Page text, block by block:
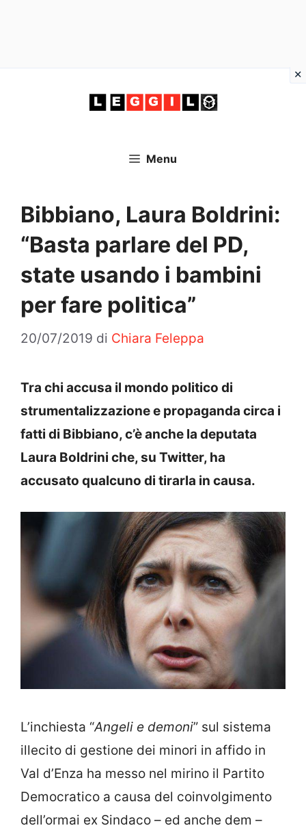
Menu
Bibbiano, Laura Boldrini:
“Basta parlare del PD,
state usando i bambini
per fare politica”
20/07/2019 di Chiara Feleppa
Tra chi accusa il mondo politico di
strumentalizzazione e propaganda circa i
fatti di Bibbiano, c’è anche la deputata
Laura Boldrini che, su Twitter, ha
accusato qualcuno di tirarla in causa.
L’inchiesta “Angeli e demoni” sul sistema
illecito di gestione dei minori in affido in
Val d’Enza ha messo nel mirino il Partito
Democratico a causa del coinvolgimento
dell’ormai ex Sindaco – ed anche dem –